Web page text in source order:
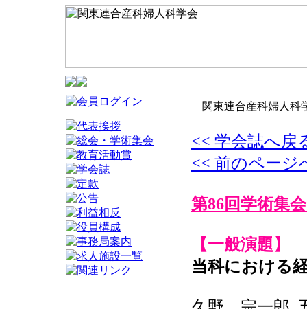
関東連合産科婦人科
<< 学会誌へ戻
<< 前のページ
第86回学術集会
【一般演題】
当科における